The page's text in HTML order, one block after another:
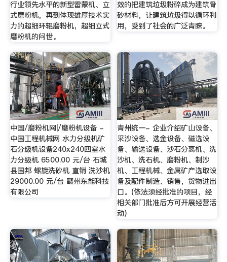
行业领先水平的新型雷蒙机、立
式磨粉机，再到体现雄厚技术实
力的超细环辊磨粉机，超细立式
磨粉机的问世。
效的把建筑垃圾粉碎成为建筑骨
砂材料，让建筑垃圾得以循环利
用，受到了社会的广泛青睐。
中国/磨粉机网|/磨粉机设备 -
中国工程机械网 水力分级机矿
石分级机设备240x240四室水
力分级机 6500.00 元/台 石城
县国邦 螺旋洗砂机 直销 洗沙机
29000.00 元/台 赣州东能科技
有限公司
青州统一- 企业介绍矿山设备、
采沙设备、选金设备、磁选设
备、输送设备、沙石分离机、洗
沙机、洗石机、磨粉机、制沙
机、工程机械、金属矿产选取设
备及配件制造、销售，货物进出
口。(依法须经批准的项目，经
相关部门批准后方可开展经营活
动)